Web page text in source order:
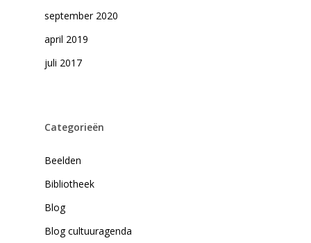
september 2020
april 2019
juli 2017
Categorieën
Beelden
Bibliotheek
Blog
Blog cultuuragenda